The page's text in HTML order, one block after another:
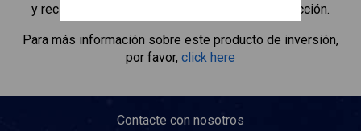
y reciba dividendos como si fuera titular de la acción.
Para más información sobre este producto de inversión,
por favor, click here
Contacte con nosotros